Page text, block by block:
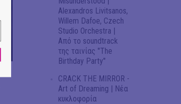
Alexandros Livitsanos,
Willem Dafoe, Czech
Studio Orchestra |
Από το soundtrack
της ταινίας "The
Birthday Party"
CRACK THE MIRROR -
Art of Dreaming | Νέα
κυκλοφορία